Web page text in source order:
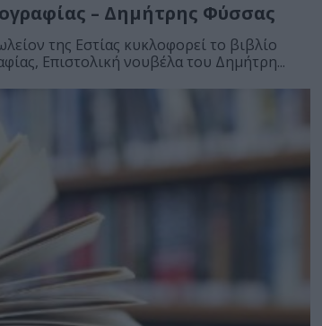
– Δημήτρης Φύσσας
της Εστίας κυκλοφορεί το βιβλίο
Επιστολική νουβέλα του Δημήτρη...